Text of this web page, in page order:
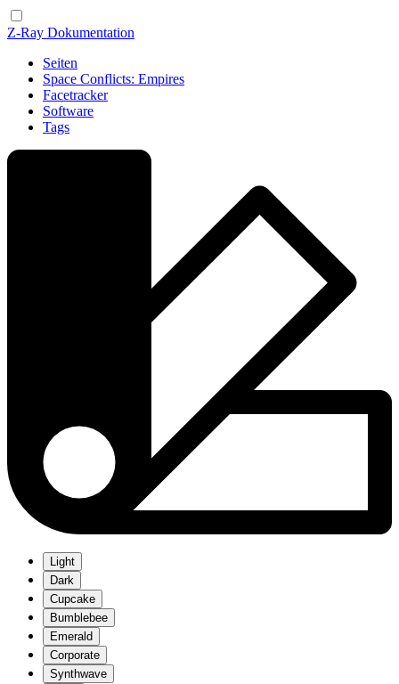
Z-Ray Dokumentation
Seiten
Space Conflicts: Empires
Facetracker
Software
Tags
Light
Dark
Cupcake
Bumblebee
Emerald
Corporate
Synthwave